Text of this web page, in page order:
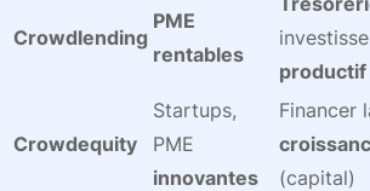
Crowdlending
PME
rentables
productif
Crowdequity
Startups,
PME
innovantes
Financer
(capital)